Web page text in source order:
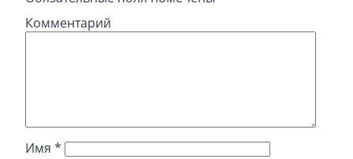
Комментарий
Имя*